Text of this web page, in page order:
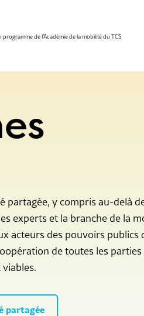
programme de l'Académie de la mobilité du TCS
y compris au-delà
experts et la branche de la
acteurs des pouvoirs publics
de toutes les
partagée